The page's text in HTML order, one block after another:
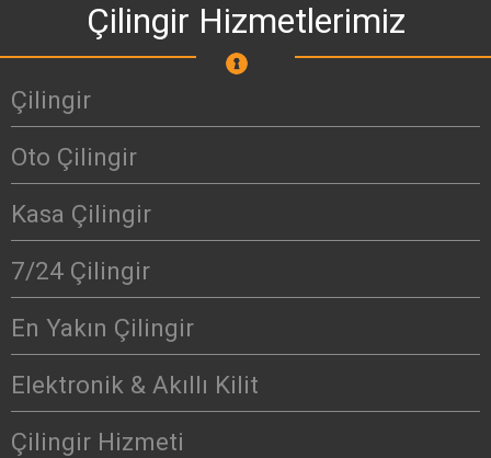
Çilingir Hizmetlerimiz
Çilingir
Oto Çilingir
Kasa Çilingir
7/24 Çilingir
En Yakın Çilingir
Elektronik & Akıllı Kilit
Çilingir Hizmeti